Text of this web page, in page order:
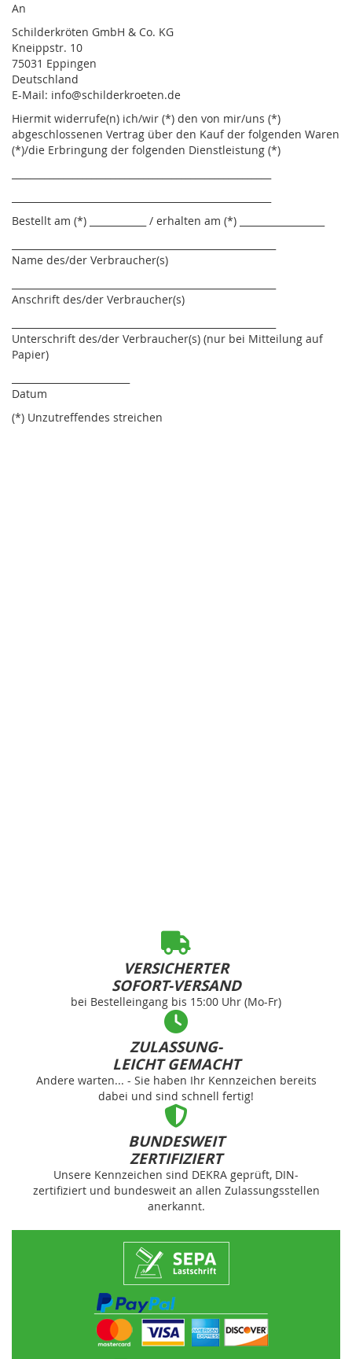
An
Schilderkröten GmbH & Co. KG
Kneippstr. 10
75031 Eppingen
Deutschland
E-Mail: info@schilderkroeten.de
Hiermit widerrufe(n) ich/wir (*) den von mir/uns (*)
abgeschlossenen Vertrag über den Kauf der folgenden Waren
(*)/die Erbringung der folgenden Dienstleistung (*)
Bestellt am (*) ____________ / erhalten am (*) __________________
Name des/der Verbraucher(s)
Anschrift des/der Verbraucher(s)
Unterschrift des/der Verbraucher(s) (nur bei Mitteilung auf
Papier)
Datum
(*) Unzutreffendes streichen
VERSICHERTER
SOFORT-VERSAND
bei Bestelleingang bis 15:00 Uhr (Mo-Fr)
ZULASSUNG-
LEICHT GEMACHT
Andere warten... - Sie haben Ihr Kennzeichen bereits
dabei und sind schnell fertig!
BUNDESWEIT
ZERTIFIZIERT
Unsere Kennzeichen sind DEKRA geprüft, DIN-
zertifiziert und bundesweit an allen Zulassungsstellen
anerkannt.